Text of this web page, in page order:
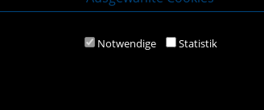
Notwendige Statistik